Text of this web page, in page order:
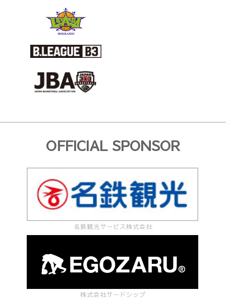
OFFICIAL SPONSOR
名鉄観光サービス株式会社
株式会社サードシップ